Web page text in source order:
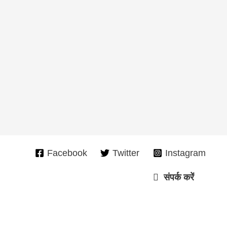
Facebook Twitter Instagram
संपर्क करें